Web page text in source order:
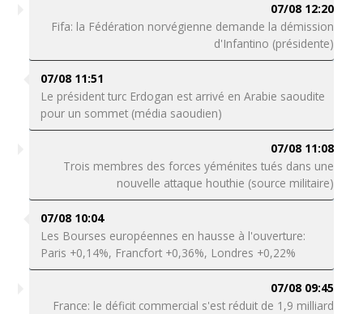
07/08 12:20
Fifa: la Fédération norvégienne demande la démission
d'Infantino (présidente)
07/08 11:51
Le président turc Erdogan est arrivé en Arabie saoudite
pour un sommet (média saoudien)
07/08 11:08
Trois membres des forces yéménites tués dans une
nouvelle attaque houthie (source militaire)
07/08 10:04
Les Bourses européennes en hausse à l'ouverture:
Paris +0,14%, Francfort +0,36%, Londres +0,22%
07/08 09:45
France: le déficit commercial s'est réduit de 1,9 milliard